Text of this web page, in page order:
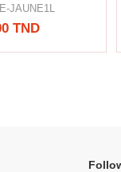
JAUNE1L
TND